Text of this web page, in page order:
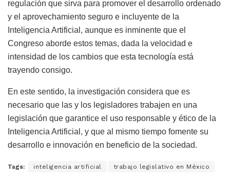
regulación que sirva para promover el desarrollo ordenado
y el aprovechamiento seguro e incluyente de la
Inteligencia Artificial, aunque es inminente que el
Congreso aborde estos temas, dada la velocidad e
intensidad de los cambios que esta tecnología está
trayendo consigo.
En este sentido, la investigación considera que es
necesario que las y los legisladores trabajen en una
legislación que garantice el uso responsable y ético de la
Inteligencia Artificial, y que al mismo tiempo fomente su
desarrollo e innovación en beneficio de la sociedad.
Tags: inteligencia artificial trabajo legislativo en México